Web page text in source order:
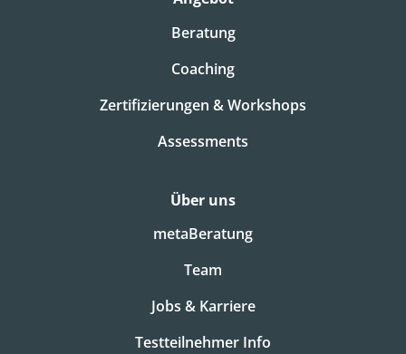
Beratung
Coaching
Zertifizierungen & Workshops
Assessments
Über uns
metaBeratung
Team
Jobs & Karriere
Testteilnehmer Info